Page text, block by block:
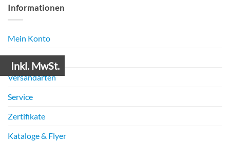
Inkl. MwSt.
Informationen
Mein Konto
Zahlungsarten
Versandarten
Service
Zertifikate
Kataloge & Flyer